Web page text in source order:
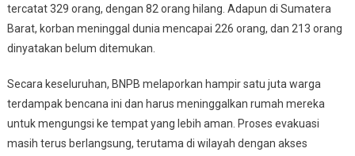
tercatat 329 orang, dengan 82 orang hilang. Adapun di Sumatera
Barat, korban meninggal dunia mencapai 226 orang, dan 213 orang
dinyatakan belum ditemukan.
Secara keseluruhan, BNPB melaporkan hampir satu juta warga
terdampak bencana ini dan harus meninggalkan rumah mereka
untuk mengungsi ke tempat yang lebih aman. Proses evakuasi
masih terus berlangsung, terutama di wilayah dengan akses